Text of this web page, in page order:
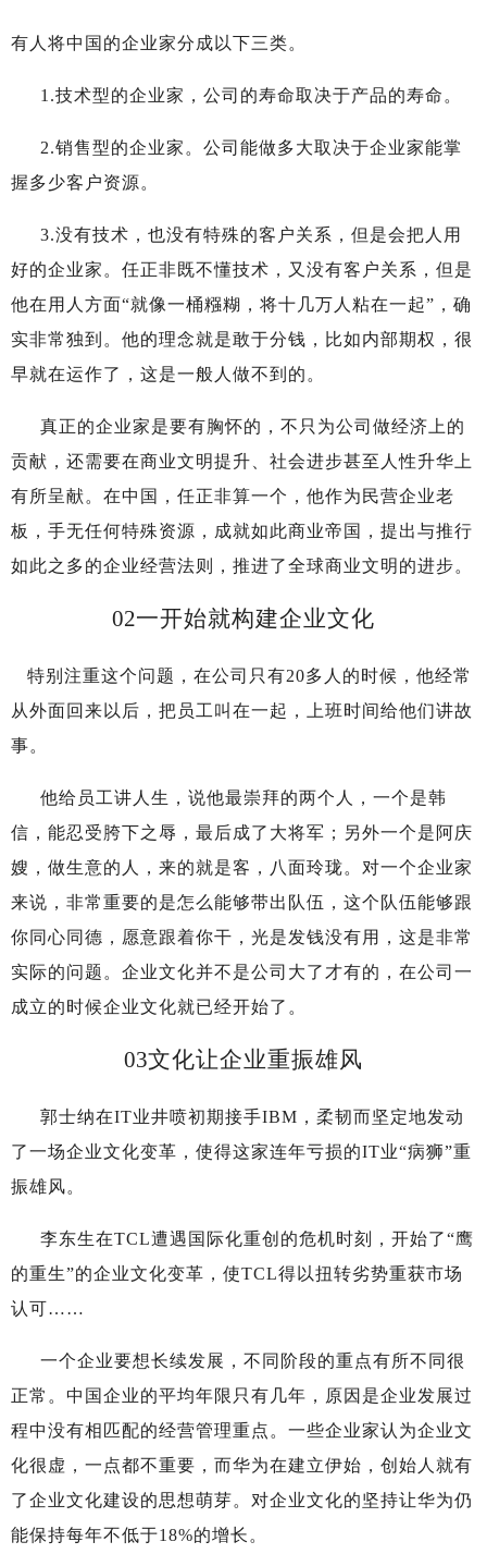
有人将中国的企业家分成以下三类。
1.技术型的企业家，公司的寿命取决于产品的寿命。
2.销售型的企业家。公司能做多大取决于企业家能掌
握多少客户资源。
3.没有技术，也没有特殊的客户关系，但是会把人用
好的企业家。任正非既不懂技术，又没有客户关系，但是
他在用人方面“就像一桶糨糊，将十几万人粘在一起”，确
实非常独到。他的理念就是敢于分钱，比如内部期权，很
早就在运作了，这是一般人做不到的。
真正的企业家是要有胸怀的，不只为公司做经济上的
贡献，还需要在商业文明提升、社会进步甚至人性升华上
有所呈献。在中国，任正非算一个，他作为民营企业老
板，手无任何特殊资源，成就如此商业帝国，提出与推行
如此之多的企业经营法则，推进了全球商业文明的进步。
02一开始就构建企业文化
特别注重这个问题，在公司只有20多人的时候，他经常
从外面回来以后，把员工叫在一起，上班时间给他们讲故
事。
他给员工讲人生，说他最崇拜的两个人，一个是韩
信，能忍受胯下之辱，最后成了大将军；另外一个是阿庆
嫂，做生意的人，来的就是客，八面玲珑。对一个企业家
来说，非常重要的是怎么能够带出队伍，这个队伍能够跟
你同心同德，愿意跟着你干，光是发钱没有用，这是非常
实际的问题。企业文化并不是公司大了才有的，在公司一
成立的时候企业文化就已经开始了。
03文化让企业重振雄风
郭士纳在IT业井喷初期接手IBM，柔韧而坚定地发动
了一场企业文化变革，使得这家连年亏损的IT业“病狮”重
振雄风。
李东生在TCL遭遇国际化重创的危机时刻，开始了“鹰
的重生”的企业文化变革，使TCL得以扭转劣势重获市场
认可……
一个企业要想长续发展，不同阶段的重点有所不同很
正常。中国企业的平均年限只有几年，原因是企业发展过
程中没有相匹配的经营管理重点。一些企业家认为企业文
化很虚，一点都不重要，而华为在建立伊始，创始人就有
了企业文化建设的思想萌芽。对企业文化的坚持让华为仍
能保持每年不低于18%的增长。